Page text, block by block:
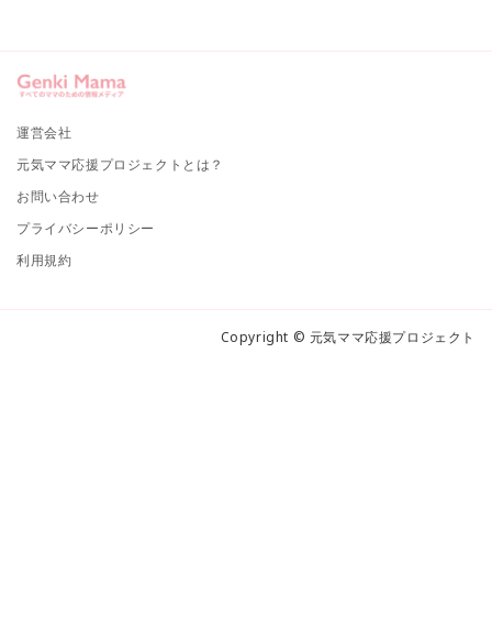
運営会社
元気ママ応援プロジェクトとは？
お問い合わせ
プライバシーポリシー
利用規約
Copyright © 元気ママ応援プロジェクト